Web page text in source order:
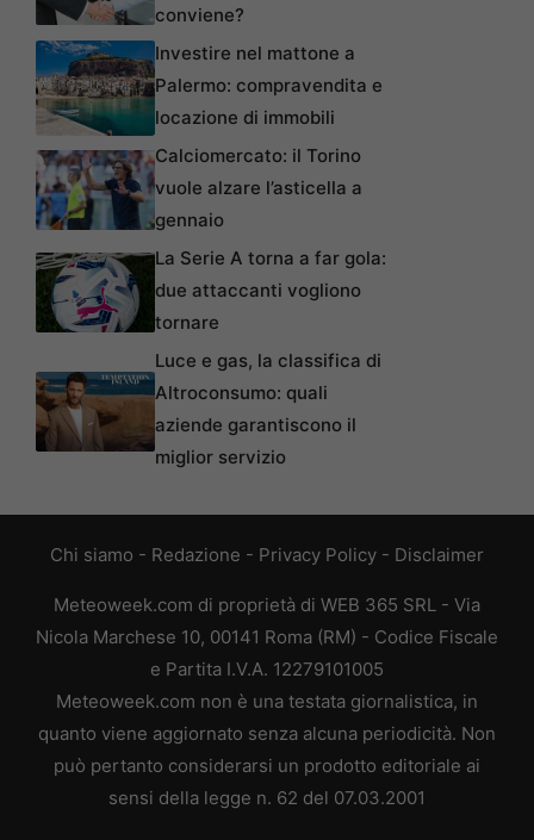
conviene?
Investire nel mattone a
Palermo: compravendita e
locazione di immobili
Calciomercato: il Torino
vuole alzare l’asticella a
gennaio
La Serie A torna a far gola:
due attaccanti vogliono
tornare
Luce e gas, la classifica di
Altroconsumo: quali
aziende garantiscono il
miglior servizio
Chi siamo - Redazione - Privacy Policy - Disclaimer
Meteoweek.com di proprietà di WEB 365 SRL - Via
Nicola Marchese 10, 00141 Roma (RM) - Codice Fiscale
e Partita I.V.A. 12279101005
Meteoweek.com non è una testata giornalistica, in
quanto viene aggiornato senza alcuna periodicità. Non
può pertanto considerarsi un prodotto editoriale ai
sensi della legge n. 62 del 07.03.2001